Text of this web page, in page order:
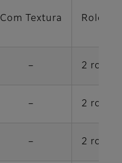
Com Textura Rolos
－ 2 rolos
－ 2 rolos
－ 2 rolos